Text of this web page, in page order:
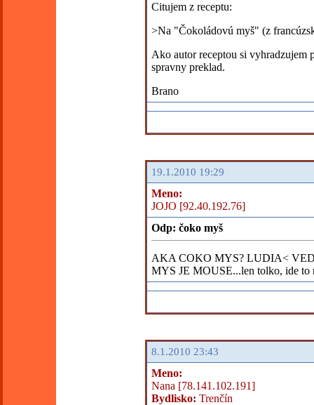
Citujem z receptu:
>Na "Čokoládovú myš" (z
Ako autor receptou si vyhradzujem
spravny preklad.
Brano
19.1.2010 19:29
Meno:
JOJO [92.40.192.76]
Odp: čoko myš
AKA COKO MYS? LUDIA<
MYS JE MOUSE...len tolko, ide to
8.1.2010 23:43
Meno:
Nana [78.141.102.191]
Bydlisko: Trenčín